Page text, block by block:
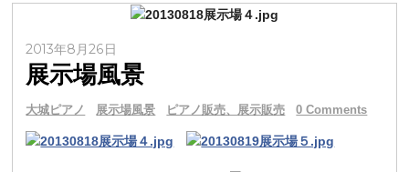
2013年8月26日
展示場風景
大城ピアノ 展示場風景 ピアノ販売、展示販売 0 Comments